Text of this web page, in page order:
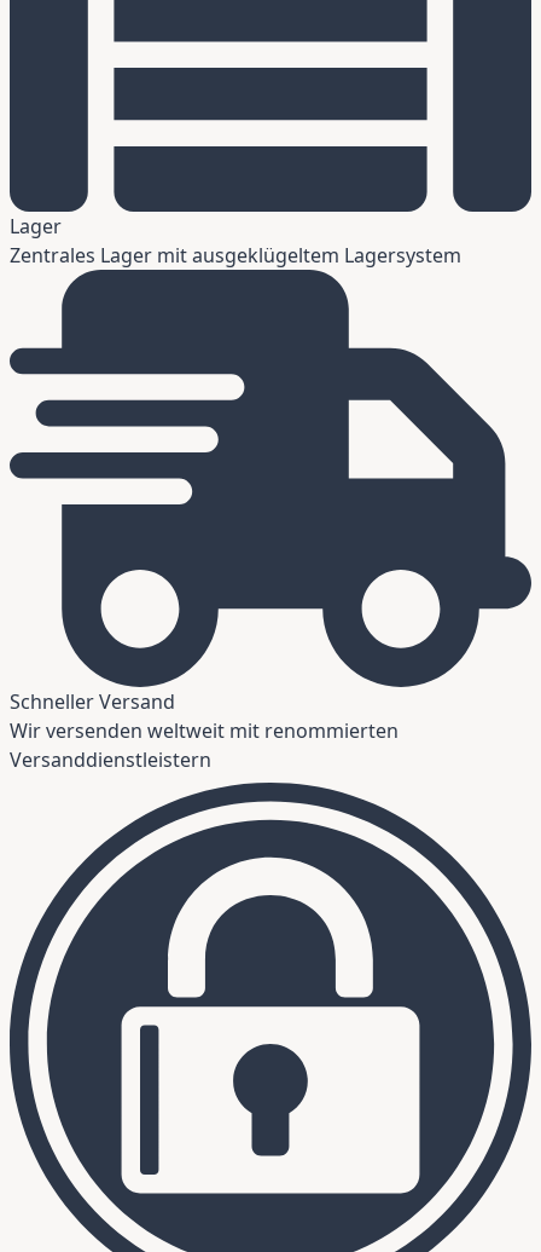
Lager
Zentrales Lager mit ausgeklügeltem Lagersystem
Schneller Versand
Wir versenden weltweit mit renommierten
Versanddienstleistern